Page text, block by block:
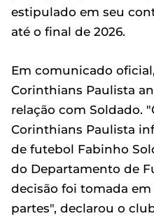
estipulado em seu
até o final de 2026.
Em comunicado
Corinthians Paulista
relação com Soldado.
Corinthians Paulista
de futebol Fabinho
do Departamento de
decisão foi tomada
partes", declarou o